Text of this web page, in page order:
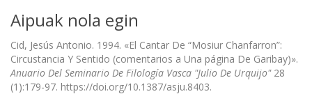
Aipuak nola egin
Cid, Jesús Antonio. 1994. «El Cantar De “Mosiur Chanfarron”:
Circustancia Y Sentido (comentarios a Una página De Garibay)».
Anuario Del Seminario De Filología Vasca "Julio De Urquijo"28
(1):179-97. https://doi.org/10.1387/asju.8403.